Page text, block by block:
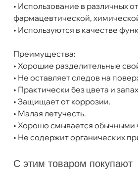
• Использование в различных
фармацевтической,
• Используются в качестве
Преимущества:
• Хорошие разделительные
• Не оставляет следов на
• Практически без цвета и
• Защищает от коррозии.
• Малая летучесть.
• Хорошо смывается
• Не содержит органических
С этим товаром покупают
Самовывоз
ул. Салова, д. 30
Пн-Пт09.30 - 19.00
Сегодня, бесплатно
Пн–Вс10:00 – 21:00